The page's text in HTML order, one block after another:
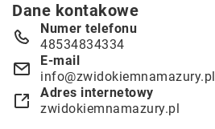
Dane kontakowe
Numer telefonu
48534834334
E-mail
info@zwidokiemnamazury.pl
Adres internetowy
zwidokiemnamazury.pl